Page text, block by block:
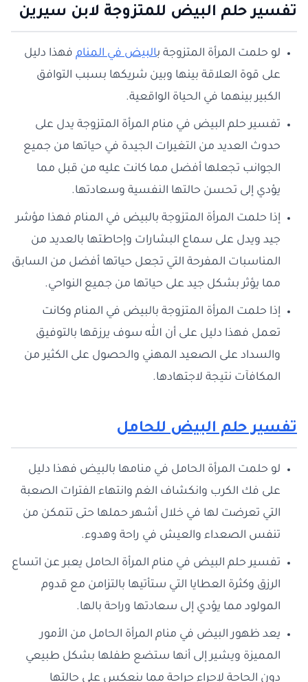
تفسير حلم البيض للمتزوجة لابن سيرين
لو حلمت المرأة المتزوجة بالبيض في المنام فهذا دليل
على قوة العلاقة بينها وبين شريكها بسبب التوافق
الكبير بينهما في الحياة الواقعية.
تفسير حلم البيض في منام المرأة المتزوجة يدل على
حدوث العديد من التغيرات الجيدة في حياتها من جميع
الجوانب تجعلها أفضل مما كانت عليه من قبل مما
يؤدي إلى تحسن حالتها النفسية وسعادتها.
إذا حلمت المرأة المتزوجة بالبيض في المنام فهذا مؤشر
جيد ويدل على سماع البشارات وإحاطتها بالعديد من
المناسبات المفرحة التي تجعل حياتها أفضل من السابق
مما يؤثر بشكل جيد على حياتها من جميع النواحي.
إذا حلمت المرأة المتزوجة بالبيض في المنام وكانت
تعمل فهذا دليل على أن الله سوف يرزقها بالتوفيق
والسداد على الصعيد المهني والحصول على الكثير من
المكافآت نتيجة لاجتهادها.
تفسير حلم البيض للحامل
لو حلمت المرأة الحامل في منامها بالبيض فهذا دليل
على فك الكرب وانكشاف الغم وانتهاء الفترات الصعبة
التي تعرضت لها في خلال أشهر حملها حتى تتمكن من
تنفس الصعداء والعيش في راحة وهدوء.
تفسير حلم البيض في منام المرأة الحامل يعبر عن اتساع
الرزق وكثرة العطايا التي ستأتيها بالتزامن مع قدوم
المولود مما يؤدي إلى سعادتها وراحة بالها.
يعد ظهور البيض في منام المرأة الحامل من الأمور
المميزة ويشير إلى أنها ستضع طفلها بشكل طبيعي
دون الحاجة لإجراء جراحة مما ينعكس على حالتها